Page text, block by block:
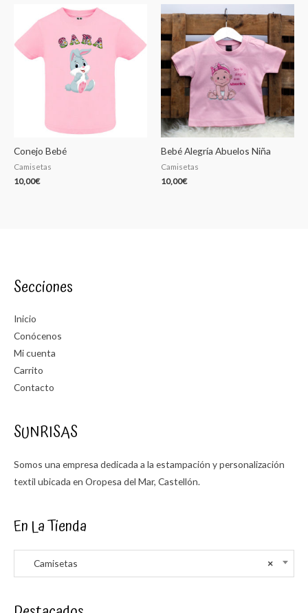
Conejo Bebé
Camisetas
10,00€
Bebé Alegría Abuelos Niña
Camisetas
10,00€
Secciones
Inicio
Conócenos
Mi cuenta
Carrito
Contacto
SUNRISAS
Somos una empresa dedicada a la estampación y personalización
textil ubicada en Oropesa del Mar, Castellón.
En La Tienda
×
Camisetas